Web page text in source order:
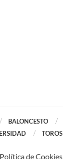
BALONCESTO
TOROS
Política de Cookies